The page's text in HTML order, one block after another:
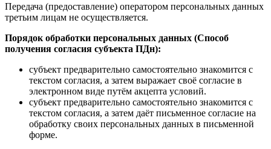
Передача (предоставление) оператором персональных данных
третьим лицам не осуществляется.
Порядок обработки персональных данных (Способ
получения согласия субъекта ПДн):
субъект предварительно самостоятельно знакомится с
текстом согласия, а затем выражает своё согласие в
электронном виде путём акцепта условий.
субъект предварительно самостоятельно знакомится с
текстом согласия, а затем даёт письменное согласие на
обработку своих персональных данных в письменной
форме.